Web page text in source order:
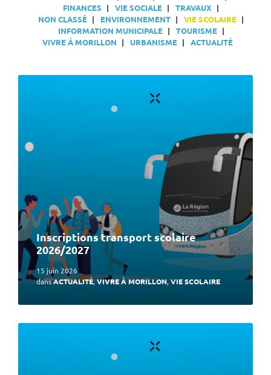
FINANCES
VIE SOCIALE
TRAVAUX
NON CLASSÉ
ENVIRONNEMENT
VIE SCOLAIRE
INFORMATION MUNICIPALE
TOURISME
VIVRE À MORILLON
URBANISME ACTUALITÉ
Inscriptions transport scolaire
2026/2027
15 juin 2026
dansACTUALITÉ,VIVRE À MORILLON,VIE SCOLAIRE
En
En